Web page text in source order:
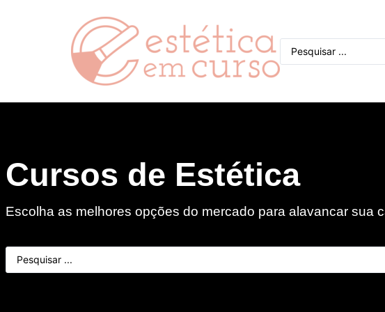
Cursos de Estética
Escolha as melhores opções do mercado para alavancar sua